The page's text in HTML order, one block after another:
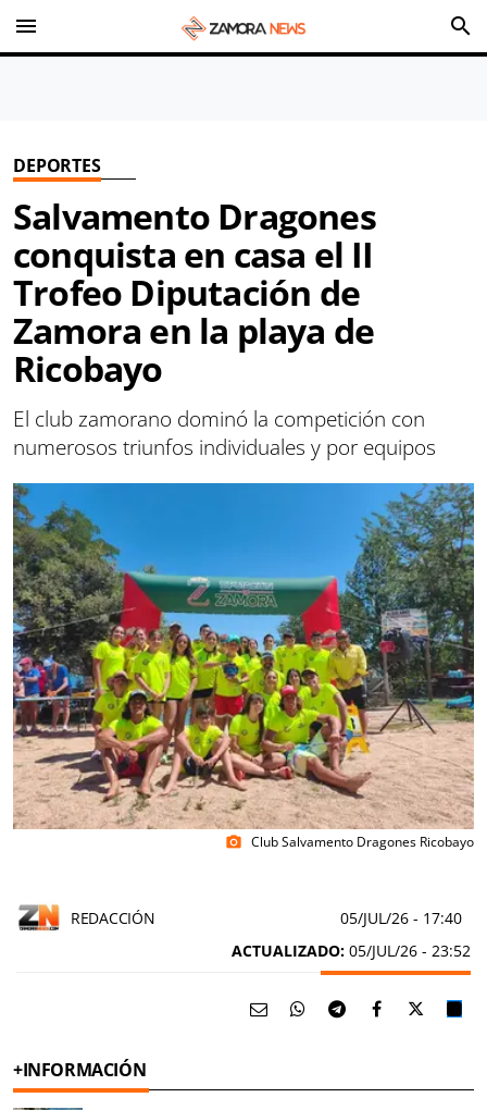
menu search
DEPORTES
Salvamento Dragones
conquista en casa el II
Trofeo Diputación de
Zamora en la playa de
Ricobayo
El club zamorano dominó la competición con
numerosos triunfos individuales y por equipos
photo_camera Club Salvamento Dragones Ricobayo
REDACCIÓN 05/JUL/26 - 17:40
ACTUALIZADO: 05/JUL/26 - 23:52
+INFORMACIÓN